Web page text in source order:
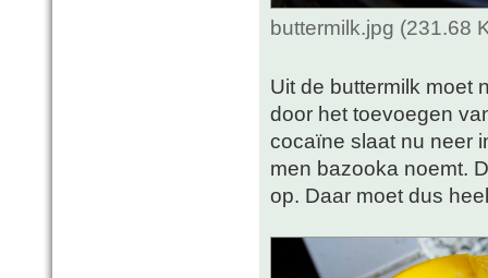
buttermilk.jpg (231.68
Uit de buttermilk moet
door het toevoegen
cocaïne slaat nu neer
men bazooka noemt.
op. Daar moet dus